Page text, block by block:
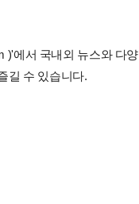
)'에서 국내외 뉴스와 다양
길 수 있습니다.